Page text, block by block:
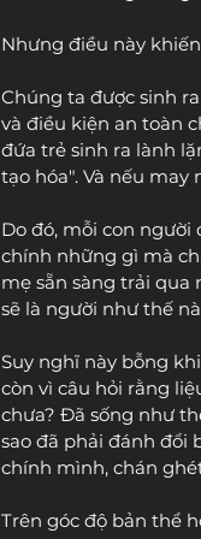
Nhưng điều này
Chúng ta được sinh
và điều kiện an toàn
đứa trẻ sinh ra lành
tạo hóa". Và nếu may
Do đó, mỗi con
chính những gì mà
mẹ sẵn sàng trải qua
sẽ là người như thế
Suy nghĩ này bỗng
còn vì câu hỏi rằng
chưa? Đã sống như
sao đã phải đánh đổi
chính mình, chán
Trên góc độ bản thể